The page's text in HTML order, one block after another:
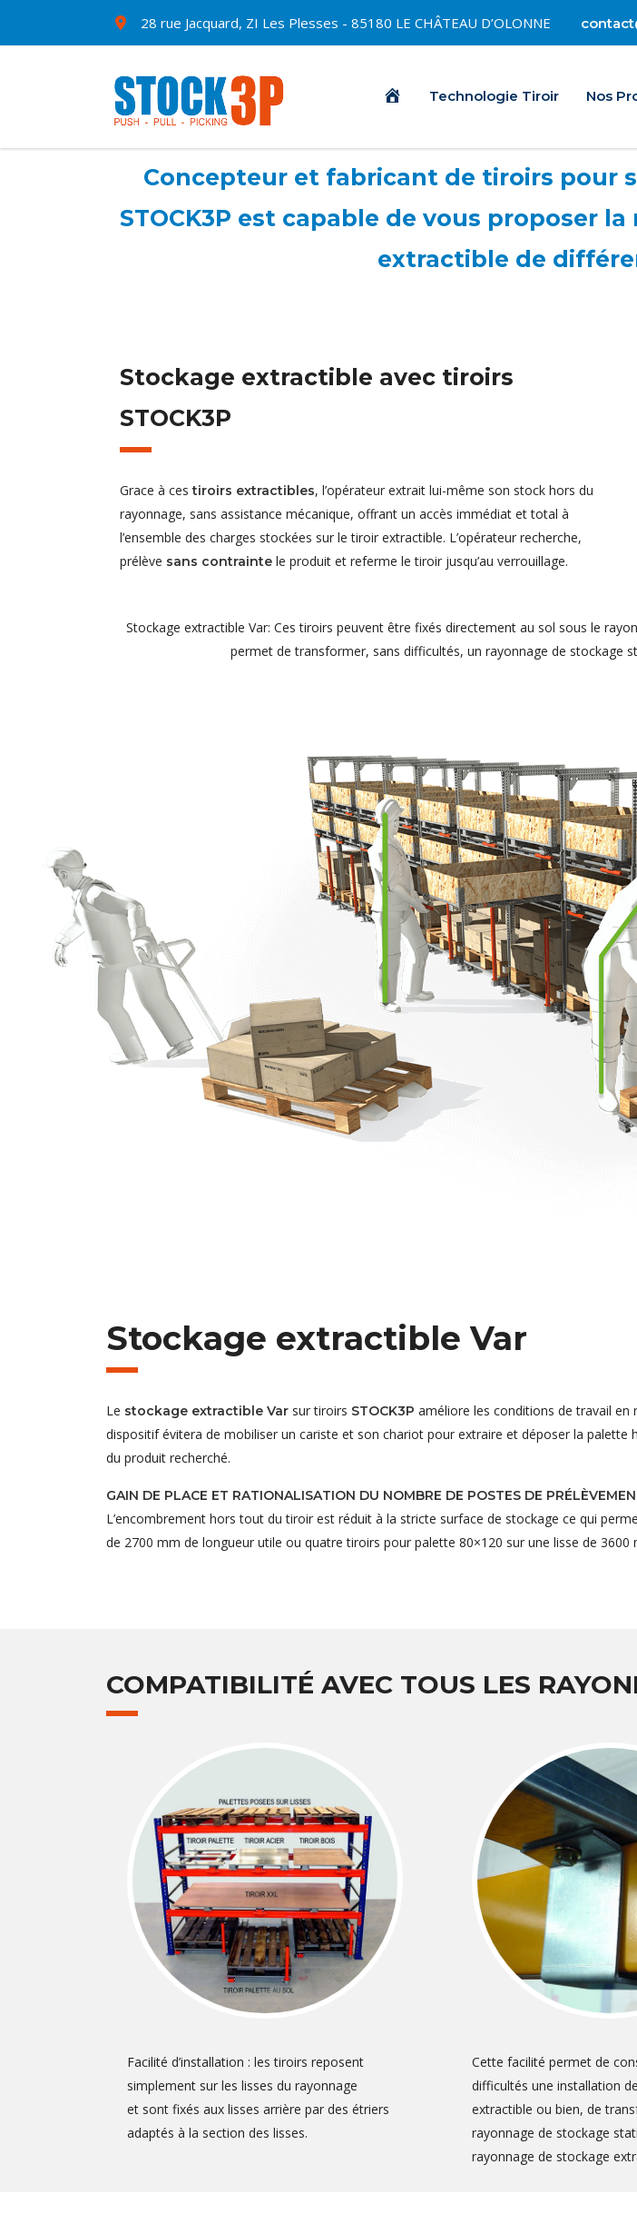
28 rue Jacquard, ZI Les Plesses - 85180 LE CHÂTEAU D’OLONNE
AccueilTechnologie Tiroir Nos
Concepteur et fabricant de tiroirs pour
STOCK3P est capable de vous proposer
extractible de
Stockage extractible avec tiroirs
STOCK3P
Grace à cestiroirs extractibles, l’opérateur extrait lui-même son stock hors du
rayonnage, sans assistance mécanique, offrant un accès immédiat et total à
l’ensemble des charges stockées sur le tiroir extractible. L’opérateur recherche,
prélève sans contrainte le produit et referme le tiroir jusqu’au verrouillage.
Stockage extractible Var: Ces tiroirs peuvent être fixés directement au sol sous le
permet de transformer, sans difficultés, un rayonnage de stockage
Stockage extractible Var
Le stockage extractible Var sur tiroirs STOCK3P améliore les conditions de travail
dispositif évitera de mobiliser un cariste et son chariot pour extraire et déposer la
du produit recherché.
GAIN DE PLACE ET RATIONALISATION DU NOMBRE DE POSTES DE
L’encombrement hors tout du tiroir est réduit à la stricte surface de stockage ce qui
de 2700 mm de longueur utile ou quatre tiroirs pour palette 80×120 sur une lisse de
COMPATIBILITÉ AVEC TOUS LES
Facilité d’installation : les tiroirs reposent
simplement sur les lisses du rayonnage
et sont fixés aux lisses arrière par des étriers
adaptés à la section des lisses.
Cette facilité permet de
difficultés une installation
extractible ou bien, de
rayonnage de stockage
rayonnage de stockage